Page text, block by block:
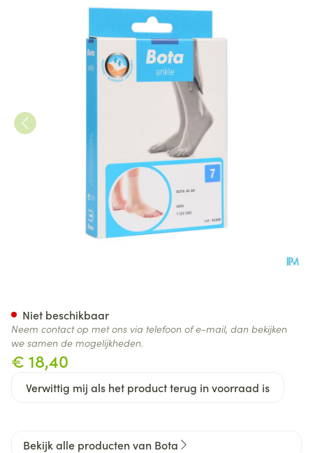
€ 18,40
Verwittig mij als het product terug in voorraad is
Niet beschikbaar
Neem contact op met ons via telefoon of e-mail, dan bekijken
we samen de mogelijkheden.
Bekijk alle producten van Bota